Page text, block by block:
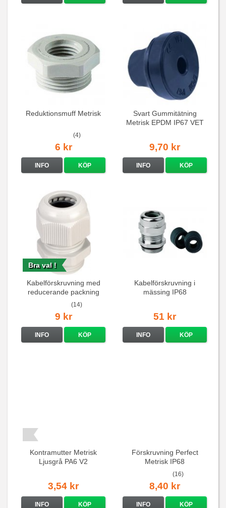
Reduktionsmuff Metrisk
(4)
6 kr
INFO KÖP
Svart Gummitätning
Metrisk EPDM IP67 VET
9,70 kr
INFO KÖP
Kabelförskruvning med
reducerande packning
(14)
Bra val !
9 kr
INFO KÖP
Kabelförskruvning i
mässing IP68
51 kr
INFO KÖP
Kontramutter Metrisk
Ljusgrå PA6 V2
3,54 kr
INFO KÖP
Förskruvning Perfect
Metrisk IP68
(16)
8,40 kr
INFO KÖP